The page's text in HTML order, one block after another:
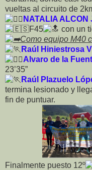
vueltas al circuito de
NATALIA ALCON
F45
con un
Como equipo M40
Raúl Hiniestrosa
Alvaro de la
23’35”
Raúl Plazuelo
termina lesionado y
fin de puntuar.
Finalmente puesto 12º